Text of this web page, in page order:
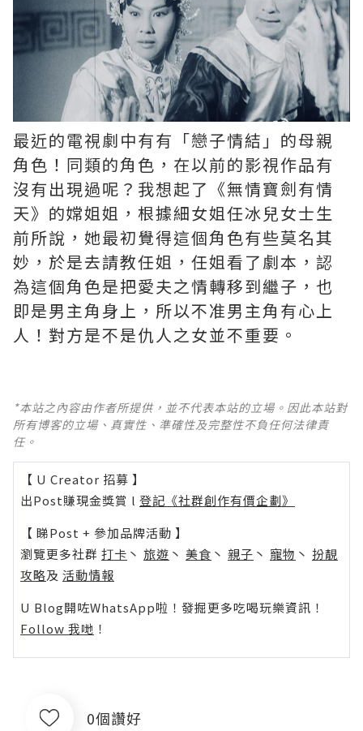
最近的電視劇中有有「戀子情結」的母親
角色！同類的角色，在以前的影視作品有
沒有出現過呢？我想起了《無情寶劍有情
天》的嫦姐姐，根據細女姐任冰兒女士生
前所說，她最初覺得這個角色有些莫名其
妙，於是去請教任姐，任姐看了劇本，認
為這個角色是把愛夫之情轉移到繼子，也
即是男主角身上，所以不准男主角有心上
人！對方是不是仇人之女並不重要。
*本站之內容由作者所提供，並不代表本站的立場。因此本站對
所有博客的立場、真實性、準確性及完整性不負任何法律責
任。
【 U Creator 招募 】
出Post賺現金獎賞 l 登記《社群創作有價企劃》
【 睇Post + 參加品牌活動 】
瀏覽更多社群 打卡 丶 旅遊 丶 美食 丶 親子 丶 寵物 丶 扮靚
攻略及 活動情報
U Blog開咗WhatsApp啦！發掘更多吃喝玩樂資訊！
Follow 我哋 ！
0個讚好